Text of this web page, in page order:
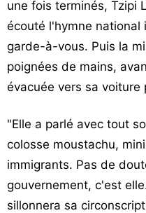
une fois terminés, Tzipi
écouté l'hymne national
garde-à-vous. Puis la
poignées de mains,
évacuée vers sa voiture
"Elle a parlé avec tout
colosse moustachu,
immigrants. Pas de
gouvernement, c'est
sillonnera sa